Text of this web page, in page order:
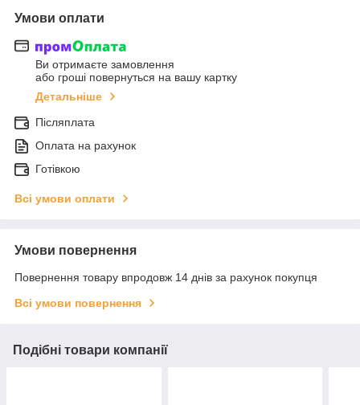
Умови оплати
Ви отримаєте замовлення
або гроші повернуться на вашу картку
Детальніше
Післяплата
Оплата на рахунок
Готівкою
Всі умови оплати
Умови повернення
Повернення товару впродовж 14 днів за рахунок покупця
Всі умови повернення
Подібні товари компанії